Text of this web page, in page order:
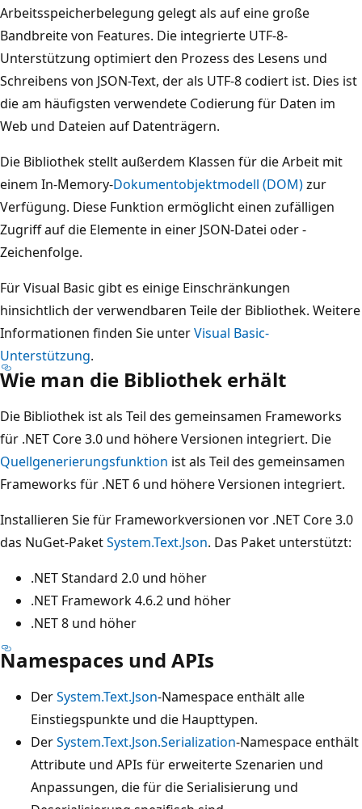
Arbeitsspeicherbelegung gelegt als auf eine große
Bandbreite von Features. Die integrierte UTF-8-
Unterstützung optimiert den Prozess des Lesens und
Schreibens von JSON-Text, der als UTF-8 codiert ist. Dies ist
die am häufigsten verwendete Codierung für Daten im
Web und Dateien auf Datenträgern.
Die Bibliothek stellt außerdem Klassen für die Arbeit mit
einem In-Memory-Dokumentobjektmodell (DOM)zur
Verfügung. Diese Funktion ermöglicht einen zufälligen
Zugriff auf die Elemente in einer JSON-Datei oder -
Zeichenfolge.
Für Visual Basic gibt es einige Einschränkungen
hinsichtlich der verwendbaren Teile der Bibliothek. Weitere
Informationen finden Sie unterVisual Basic-
Unterstützung.
Wie man die Bibliothek erhält
Die Bibliothek ist als Teil des gemeinsamen Frameworks
für .NET Core 3.0 und höhere Versionen integriert. Die
Quellgenerierungsfunktion ist als Teil des gemeinsamen
Frameworks für .NET 6 und höhere Versionen integriert.
Installieren Sie für Frameworkversionen vor .NET Core 3.0
das NuGet-PaketSystem.Text.Json. Das Paket unterstützt:
.NET Standard 2.0 und höher
.NET Framework 4.6.2 und höher
.NET 8 und höher
Namespaces und APIs
DerSystem.Text.Json-Namespace enthält alle
Einstiegspunkte und die Haupttypen.
DerSystem.Text.Json.Serialization-Namespace enthält
Attribute und APIs für erweiterte Szenarien und
Anpassungen, die für die Serialisierung und